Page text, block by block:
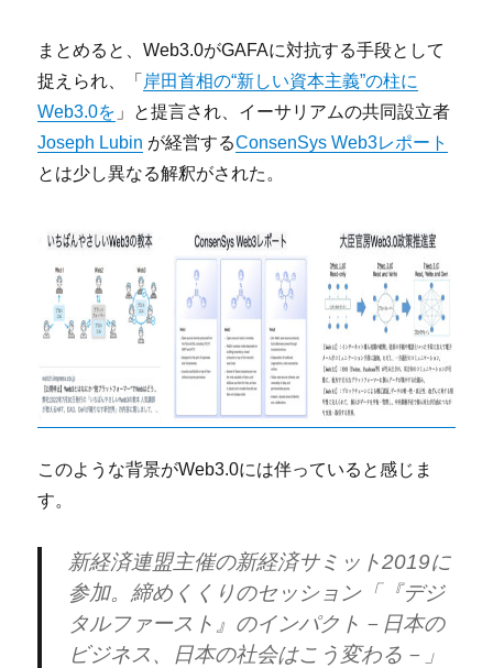
まとめると、Web3.0がGAFAに対抗する手段として
捉えられ、「 岸田首相の“新しい資本主義”の柱に
Web3.0を 」と提言され、イーサリアムの共同設立者
Joseph Lubin が経営するConsenSys Web3レポート
とは少し異なる解釈がされた。
このような背景がWeb3.0には伴っていると感じま
す。
新経済連盟主催の新経済サミット2019に
参加。締めくくりのセッション「『デジ
タルファースト』のインパクト－日本の
ビジネス、日本の社会はこう変わる－」